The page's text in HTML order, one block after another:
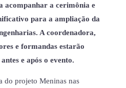
acompanhar a cerimônia e
para a ampliação da
A coordenadora,
e formandas estarão
e após o evento.
do projeto Meninas nas